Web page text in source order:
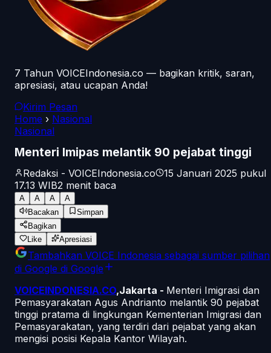
7 Tahun VOICEIndonesia.co — bagikan kritik, saran,
apresiasi, atau ucapan Anda!
Kirim Pesan
Home › Nasional
Nasional
Menteri Imipas melantik 90 pejabat tinggi
Redaksi - VOICEIndonesia.co
15 Januari 2025 pukul
17.13 WIB2 menit baca
A A A
A
Bacakan
Simpan
Bagikan
Like
Apresiasi
Tambahkan VOICE Indonesia sebagai sumber pilihan
di Google di Google
VOICEINDONESIA.CO,Jakarta - Menteri Imigrasi dan
Pemasyarakatan Agus Andrianto melantik 90 pejabat
tinggi pratama di lingkungan Kementerian Imigrasi dan
Pemasyarakatan, yang terdiri dari pejabat yang akan
mengisi posisi Kepala Kantor Wilayah.